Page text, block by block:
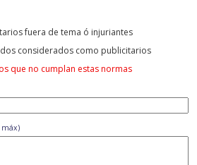
fuera de tema ó injuriantes
considerados como publicitarios
que no cumplan estas normas
máx)